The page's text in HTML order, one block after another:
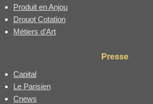
Produit en Anjou
Drouot Cotation
Métiers d’Art
Presse
Capital
Le Parisien
Cnews